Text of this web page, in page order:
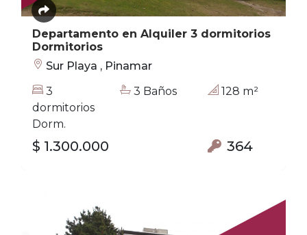
Departamento en Alquiler 3 dormitorios
Dormitorios
Sur Playa , Pinamar
3
dormitorios
Dorm.
3 Baños 128 m²
$ 1.300.000 364